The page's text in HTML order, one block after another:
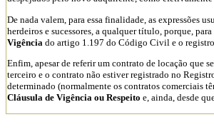
De nada valem, para essa finalidade, as expressões
herdeiros e sucessores, a qualquer título, porque,
Vigência do artigo 1.197 do Código Civil e o
Enfim, apesar de referir um contrato de locação que
terceiro e o contrato não estiver registrado no
determinado (normalmente os contratos comerciais
Cláusula de Vigência ou Respeito e, ainda, desde